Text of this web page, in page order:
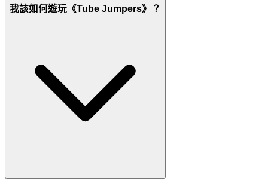
我該如何遊玩《Tube Jumpers》？